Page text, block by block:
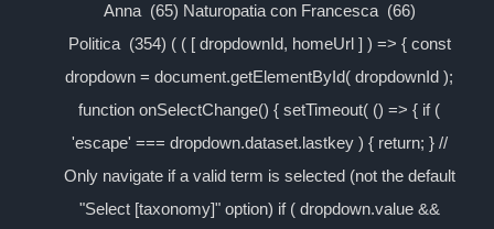
Anna (65) Naturopatia con Francesca (66)
Politica (354) ( ( [ dropdownId, homeUrl ] ) => { const
dropdown = document.getElementById( dropdownId );
function onSelectChange() { setTimeout( () => { if (
'escape' === dropdown.dataset.lastkey ) { return; } //
Only navigate if a valid term is selected (not the default
"Select [taxonomy]" option) if ( dropdown.value &&